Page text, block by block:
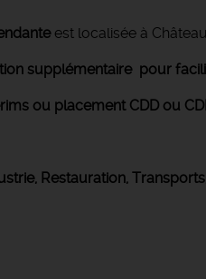
est localisée à
supplémentaire pour
ou placement CDD ou
Restauration,